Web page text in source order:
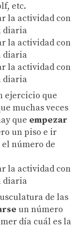
etc.
ejercicio que
muchas veces
que empezar
un piso e ir
número de
de las
un número
día cuál es la